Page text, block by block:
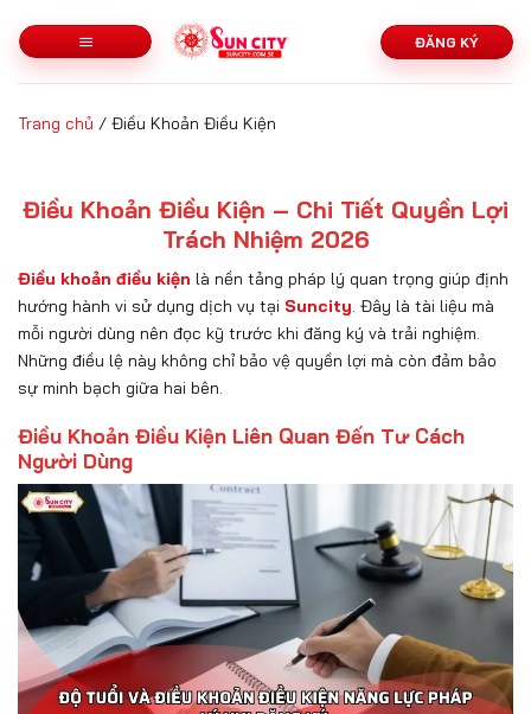
qua
ĐĂNG KÝ
Trang chủ / Điều Khoản Điều Kiện
Điều Khoản Điều Kiện – Chi Tiết Quyền Lợi
Trách Nhiệm 2026
Điều khoản điều kiện là nền tảng pháp lý quan trọng giúp định
hướng hành vi sử dụng dịch vụ tại Suncity. Đây là tài liệu mà
mỗi người dùng nên đọc kỹ trước khi đăng ký và trải nghiệm.
Những điều lệ này không chỉ bảo vệ quyền lợi mà còn đảm bảo
sự minh bạch giữa hai bên.
Điều Khoản Điều Kiện Liên Quan Đến Tư Cách
Người Dùng